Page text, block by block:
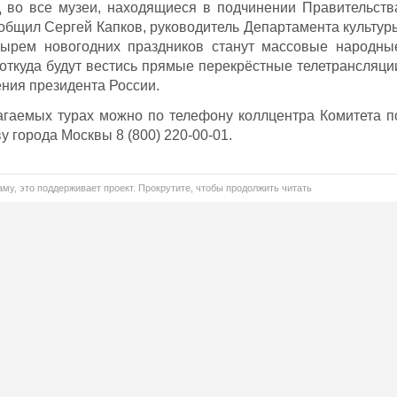
все музеи, находящиеся в подчинении
Сергей Капков, руководитель Департамента
новогодних праздников станут массовые
будут вестись прямые перекрёстные
президента России.
турах можно по телефону коллцентра Комитета
города Москвы 8 (800) 220-00-01.
это поддерживает проект. Прокрутите, чтобы продолжить читать